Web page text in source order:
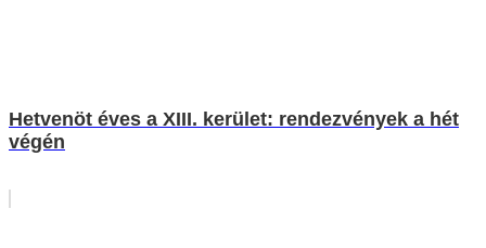
Hetvenöt éves a XIII. kerület: rendezvények a hét
végén